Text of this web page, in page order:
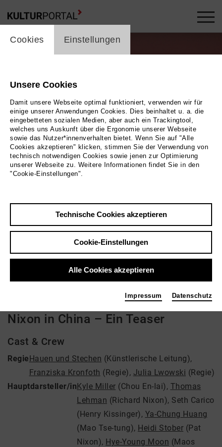
Play
Zurück|Übersicht
Film Info
Deutschland 2024 | 1 min.
Regie: Hauen und Stechen, Franziska Kronfoth,
Nixon in China – Ein Teaser
Cast & Crew
RegieHauen und Stechen (Künstlerische Leitung),
Franziska Kronfoth (Regie), Julia Lwowski (Regie)
Hauptdarsteller/inKyle Miller (Chou En-lai), Thomas
Lehman (Richard Nixon), Seth Carico
(Henry Kissinger), Ya-Chung Huang
(Mao Tse-tung), Heidi Stober (Pat
Nixon), Hye-Young Moon (Maos
cookie_layer
Cookies Einstellungen
Unsere Cookies
Damit unsere Webseite optimal funktioniert, verwenden wir für
einige unserer Anwendungen Cookies. Dies beinhaltet u. a. die
eingebetteten sozialen Medien, aber auch ein Trackingtool,
welches uns Auskunft über die Ergonomie unserer Webseite
sowie das Nutzer*innenverhalten bietet. Wenn Sie auf "Alle
Cookies akzeptieren" klicken, stimmen Sie der Verwendung von
technisch notwendigen Cookies sowie jenen zur Optimierung
unserer Webseite zu. Weitere Informationen findet Sie in den
"Cookie-Einstellungen".
Technische Cookies akzeptieren
Cookie-Einstellungen
Alle Cookies akzeptieren
Impressum Datenschutz